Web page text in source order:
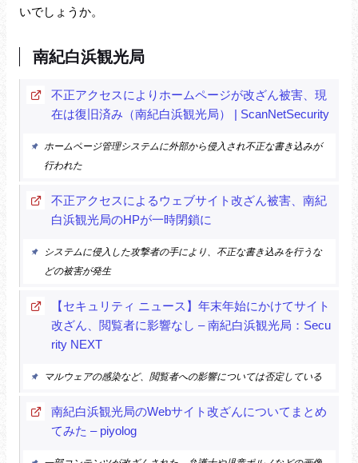
いでしょうか。
南紀白浜観光局
不正アクセスによりホームページが改ざん被害、現
在は復旧済み（南紀白浜観光局） | ScanNetSecurity
ホームページ管理システムに外部から侵入され不正な書き込みが
行われた
不正アクセスによるウェブサイト改ざん被害、南紀
白浜観光局のHPが一時閉鎖に
システムに侵入した攻撃者の手により、不正な書き込みを行うな
どの被害が発生
【セキュリティ ニュース】年末年始にかけてサイト
改ざん、閲覧者に影響なし – 南紀白浜観光局：Secu
rity NEXT
マルウェアの感染など、閲覧者への影響については否定している
南紀白浜観光局のWebサイト改ざんについてまとめ
てみた – piyolog